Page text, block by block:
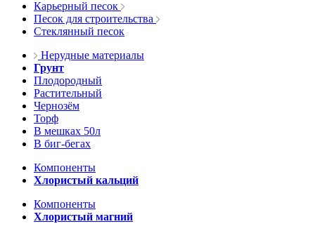
Карьерный песок
Песок для строительства
Стеклянный песок
Нерудные материалы
Грунт
Плодородный
Растительный
Чернозём
Торф
В мешках 50л
В биг-бегах
Компоненты
Хлористый кальций
Компоненты
Хлористый магний